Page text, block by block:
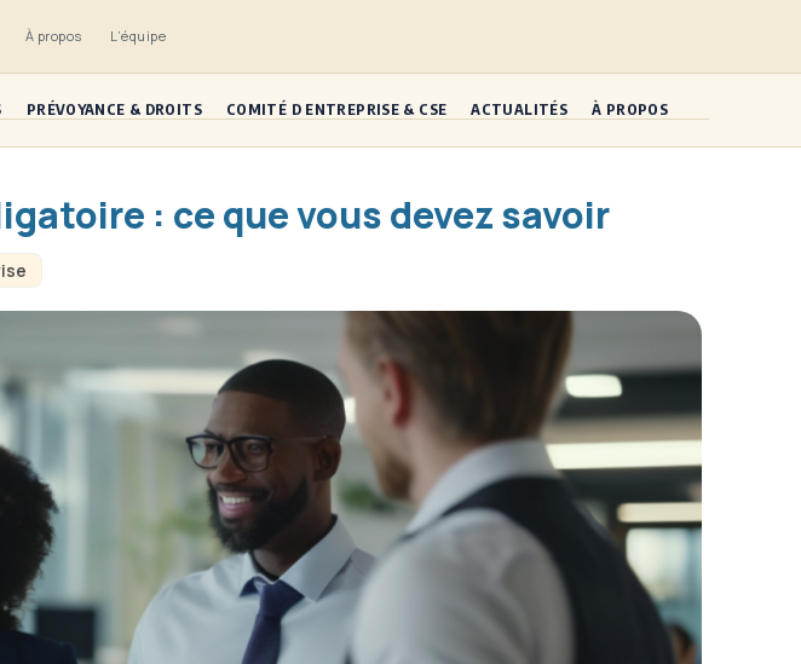
À propos L’équipe
PRÉVOYANCE & DROITS COMITÉ D ENTREPRISE & CSE ACTUALITÉS À PROPOS
: ce que vous devez savoir